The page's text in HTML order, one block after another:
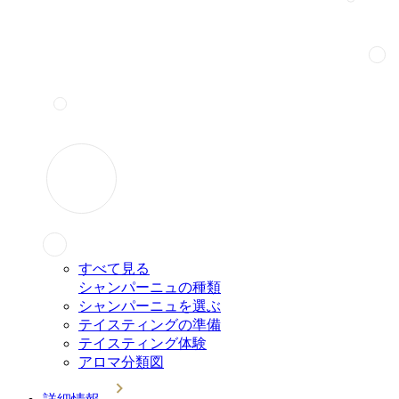
すべて見る
シャンパーニュの種類
シャンパーニュを選ぶ
テイスティングの準備
テイスティング体験
アロマ分類図